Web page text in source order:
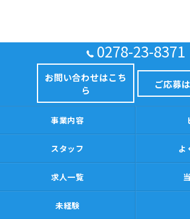
0278-23-8371
お問い合わせはこち
ら
ご応募
事業内容
スタッフ よ
求人一覧
未経験